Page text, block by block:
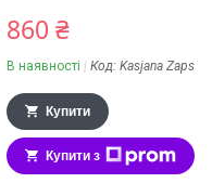
860 ₴
В наявності Код: Kasjana Zaps
Купити
Купити з